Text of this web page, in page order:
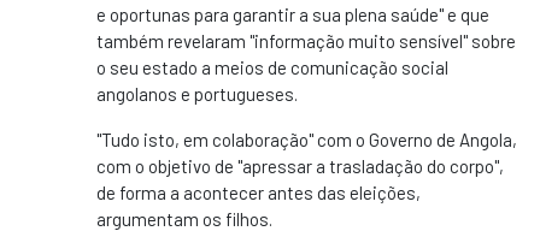
e oportunas para garantir a sua plena saúde" e que
também revelaram "informação muito sensível" sobre
o seu estado a meios de comunicação social
angolanos e portugueses.
"Tudo isto, em colaboração" com o Governo de Angola,
com o objetivo de "apressar a trasladação do corpo",
de forma a acontecer antes das eleições,
argumentam os filhos.